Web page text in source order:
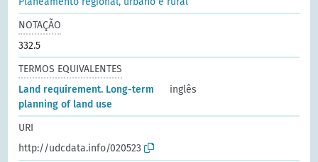
NOTAÇÃO
332.5
TERMOS EQUIVALENTES
Land requirement. Long-term
planning of land use
inglês
URI
http://udcdata.info/020523